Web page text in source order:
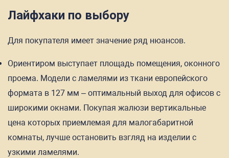
Лайфхаки по выбору
Для покупателя имеет значение ряд нюансов.
Ориентиром выступает площадь помещения, оконного
проема. Модели с ламелями из ткани европейского
формата в 127 мм – оптимальный выход для офисов с
широкими окнами. Покупая жалюзи вертикальные
цена которых приемлемая для малогабаритной
комнаты, лучше остановить взгляд на изделии с
узкими ламелями.